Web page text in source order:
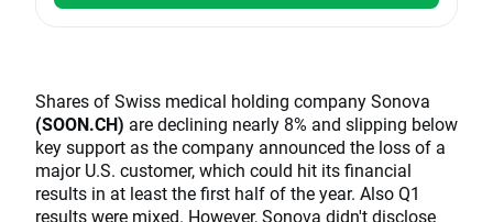
Shares of Swiss medical holding company Sonova
(SOON.CH) are declining nearly 8% and slipping below
key support as the company announced the loss of a
major U.S. customer, which could hit its financial
results in at least the first half of the year. Also Q1
results were mixed. However, Sonova didn't disclose